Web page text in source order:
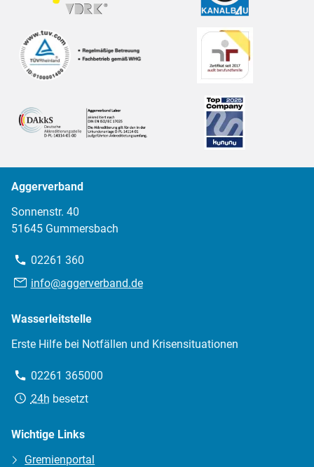
Aggerverband
Sonnenstr. 40
51645 Gummersbach
Telefon:
02261 360
E-
Mail:
info@aggerverband.de
Wasserleitstelle
Erste Hilfe bei Notfällen und Krisensituationen
Telefon:
02261 365000
Erreichbarkeit:
24h besetzt
Wichtige Links
Gremienportal